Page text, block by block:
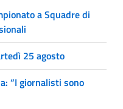
a Squadre di
25 agosto
“I giornalisti sono